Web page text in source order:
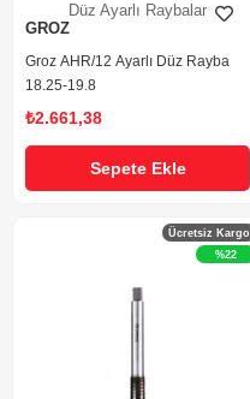
Düz Ayarlı Raybalar
GROZ
Groz AHR/12 Ayarlı Düz Rayba
18.25-19.8
₺2.661,38
Sepete Ekle
Ücretsiz Kargo
%22